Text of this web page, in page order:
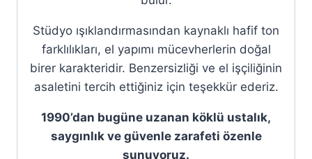
Stüdyo ışıklandırmasından kaynaklı hafif ton
farklılıkları, el yapımı mücevherlerin doğal
birer karakteridir. Benzersizliği ve el işçiliğinin
asaletini tercih ettiğiniz için teşekkür ederiz.
1990’dan bugüne uzanan köklü ustalık,
saygınlık ve güvenle zarafeti özenle
sunuyoruz.